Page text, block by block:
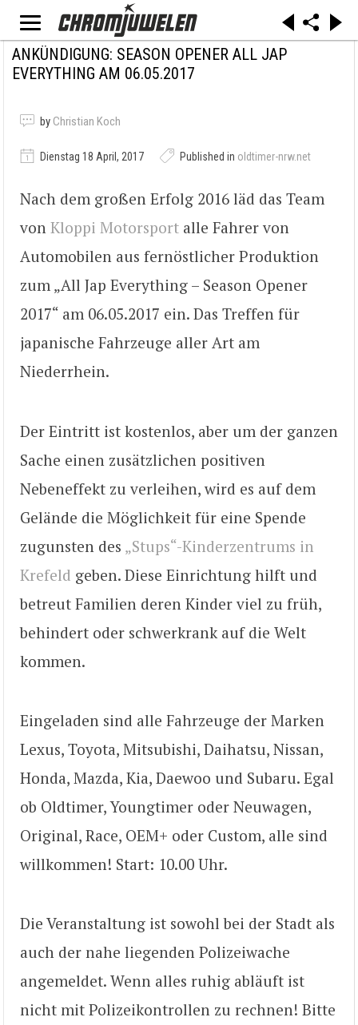
ANKÜNDIGUNG: SEASON OPENER ALL JAP
EVERYTHING AM 06.05.2017
by Christian Koch
Dienstag 18 April, 2017 Published in oldtimer-nrw.net
Nach dem großen Erfolg 2016 läd das Team
von Kloppi Motorsport alle Fahrer von
Automobilen aus fernöstlicher Produktion
zum „All Jap Everything – Season Opener
2017“ am 06.05.2017 ein. Das Treffen für
japanische Fahrzeuge aller Art am
Niederrhein.
Der Eintritt ist kostenlos, aber um der ganzen
Sache einen zusätzlichen positiven
Nebeneffekt zu verleihen, wird es auf dem
Gelände die Möglichkeit für eine Spende
zugunsten des „Stups“-Kinderzentrums in
Krefeld geben. Diese Einrichtung hilft und
betreut Familien deren Kinder viel zu früh,
behindert oder schwerkrank auf die Welt
kommen.
Eingeladen sind alle Fahrzeuge der Marken
Lexus, Toyota, Mitsubishi, Daihatsu, Nissan,
Honda, Mazda, Kia, Daewoo und Subaru. Egal
ob Oldtimer, Youngtimer oder Neuwagen,
Original, Race, OEM+ oder Custom, alle sind
willkommen! Start: 10.00 Uhr.
Die Veranstaltung ist sowohl bei der Stadt als
auch der nahe liegenden Polizeiwache
angemeldet. Wenn alles ruhig abläuft ist
nicht mit Polizeikontrollen zu rechnen! Bitte